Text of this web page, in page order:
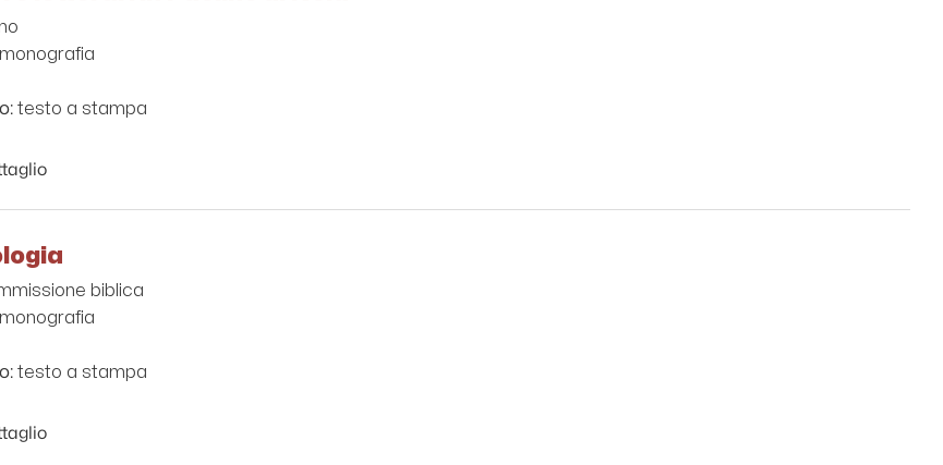
monografia
testo a stampa
biblica
monografia
testo a stampa